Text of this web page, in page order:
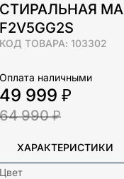
СТИРАЛЬНАЯ
F2V5GG2S
КОД ТОВАРА: 103302
Оплата наличными
49 999 ₽
64 990 ₽
ХАРАКТЕРИСТИКИ
Цвет